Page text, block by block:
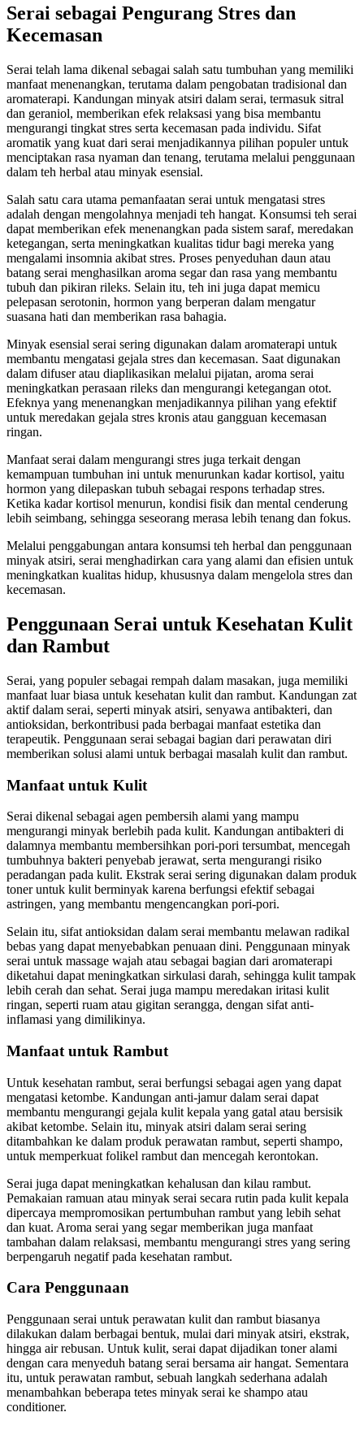
Serai sebagai Pengurang Stres dan
Kecemasan
Serai telah lama dikenal sebagai salah satu tumbuhan yang memiliki
manfaat menenangkan, terutama dalam pengobatan tradisional dan
aromaterapi. Kandungan minyak atsiri dalam serai, termasuk sitral
dan geraniol, memberikan efek relaksasi yang bisa membantu
mengurangi tingkat stres serta kecemasan pada individu. Sifat
aromatik yang kuat dari serai menjadikannya pilihan populer untuk
menciptakan rasa nyaman dan tenang, terutama melalui penggunaan
dalam teh herbal atau minyak esensial.
Salah satu cara utama pemanfaatan serai untuk mengatasi stres
adalah dengan mengolahnya menjadi teh hangat. Konsumsi teh serai
dapat memberikan efek menenangkan pada sistem saraf, meredakan
ketegangan, serta meningkatkan kualitas tidur bagi mereka yang
mengalami insomnia akibat stres. Proses penyeduhan daun atau
batang serai menghasilkan aroma segar dan rasa yang membantu
tubuh dan pikiran rileks. Selain itu, teh ini juga dapat memicu
pelepasan serotonin, hormon yang berperan dalam mengatur
suasana hati dan memberikan rasa bahagia.
Minyak esensial serai sering digunakan dalam aromaterapi untuk
membantu mengatasi gejala stres dan kecemasan. Saat digunakan
dalam difuser atau diaplikasikan melalui pijatan, aroma serai
meningkatkan perasaan rileks dan mengurangi ketegangan otot.
Efeknya yang menenangkan menjadikannya pilihan yang efektif
untuk meredakan gejala stres kronis atau gangguan kecemasan
ringan.
Manfaat serai dalam mengurangi stres juga terkait dengan
kemampuan tumbuhan ini untuk menurunkan kadar kortisol, yaitu
hormon yang dilepaskan tubuh sebagai respons terhadap stres.
Ketika kadar kortisol menurun, kondisi fisik dan mental cenderung
lebih seimbang, sehingga seseorang merasa lebih tenang dan fokus.
Melalui penggabungan antara konsumsi teh herbal dan penggunaan
minyak atsiri, serai menghadirkan cara yang alami dan efisien untuk
meningkatkan kualitas hidup, khususnya dalam mengelola stres dan
kecemasan.
Penggunaan Serai untuk Kesehatan Kulit
dan Rambut
Serai, yang populer sebagai rempah dalam masakan, juga memiliki
manfaat luar biasa untuk kesehatan kulit dan rambut. Kandungan zat
aktif dalam serai, seperti minyak atsiri, senyawa antibakteri, dan
antioksidan, berkontribusi pada berbagai manfaat estetika dan
terapeutik. Penggunaan serai sebagai bagian dari perawatan diri
memberikan solusi alami untuk berbagai masalah kulit dan rambut.
Manfaat untuk Kulit
Serai dikenal sebagai agen pembersih alami yang mampu
mengurangi minyak berlebih pada kulit. Kandungan antibakteri di
dalamnya membantu membersihkan pori-pori tersumbat, mencegah
tumbuhnya bakteri penyebab jerawat, serta mengurangi risiko
peradangan pada kulit. Ekstrak serai sering digunakan dalam produk
toner untuk kulit berminyak karena berfungsi efektif sebagai
astringen, yang membantu mengencangkan pori-pori.
Selain itu, sifat antioksidan dalam serai membantu melawan radikal
bebas yang dapat menyebabkan penuaan dini. Penggunaan minyak
serai untuk massage wajah atau sebagai bagian dari aromaterapi
diketahui dapat meningkatkan sirkulasi darah, sehingga kulit tampak
lebih cerah dan sehat. Serai juga mampu meredakan iritasi kulit
ringan, seperti ruam atau gigitan serangga, dengan sifat anti-
inflamasi yang dimilikinya.
Manfaat untuk Rambut
Untuk kesehatan rambut, serai berfungsi sebagai agen yang dapat
mengatasi ketombe. Kandungan anti-jamur dalam serai dapat
membantu mengurangi gejala kulit kepala yang gatal atau bersisik
akibat ketombe. Selain itu, minyak atsiri dalam serai sering
ditambahkan ke dalam produk perawatan rambut, seperti shampo,
untuk memperkuat folikel rambut dan mencegah kerontokan.
Serai juga dapat meningkatkan kehalusan dan kilau rambut.
Pemakaian ramuan atau minyak serai secara rutin pada kulit kepala
dipercaya mempromosikan pertumbuhan rambut yang lebih sehat
dan kuat. Aroma serai yang segar memberikan juga manfaat
tambahan dalam relaksasi, membantu mengurangi stres yang sering
berpengaruh negatif pada kesehatan rambut.
Cara Penggunaan
Penggunaan serai untuk perawatan kulit dan rambut biasanya
dilakukan dalam berbagai bentuk, mulai dari minyak atsiri, ekstrak,
hingga air rebusan. Untuk kulit, serai dapat dijadikan toner alami
dengan cara menyeduh batang serai bersama air hangat. Sementara
itu, untuk perawatan rambut, sebuah langkah sederhana adalah
menambahkan beberapa tetes minyak serai ke shampo atau
conditioner.